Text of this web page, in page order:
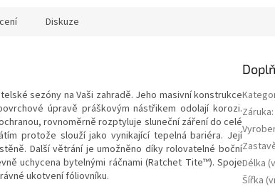
Diskuze
sezóny na Vaši zahradě. Jeho masivní konstrukce
úpravě práškovým nástřikem odolají korozi.
rovnoměrně rozptyluje sluneční záření do celé
protože slouží jako vynikající tepelná bariéra. Její
Další větrání je umožněno díky rolovatelné boční
uchycena bytelnými ráčnami (Ratchet Tite™). Spoje
ukotvení fóliovníku.
Záruka:
Délka
Šířka